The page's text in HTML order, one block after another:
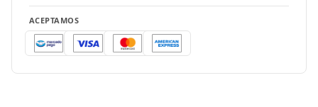
ACEPTAMOS